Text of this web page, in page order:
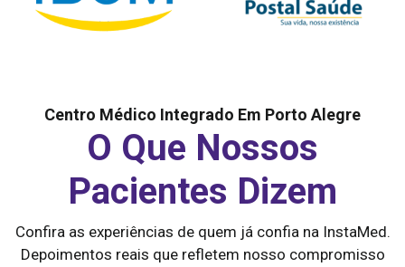
Centro Médico Integrado Em Porto Alegre
O Que Nossos
Pacientes Dizem
Confira as experiências de quem já confia na InstaMed.
Depoimentos reais que refletem nosso compromisso